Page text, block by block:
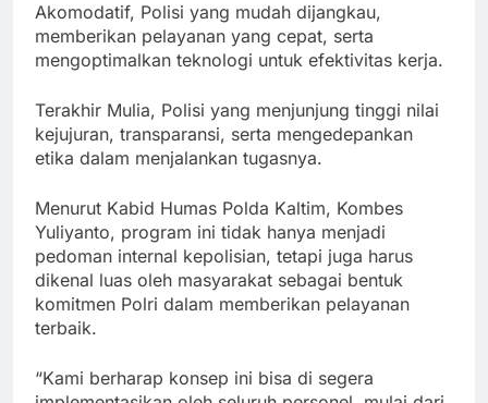
Akomodatif, Polisi yang mudah dijangkau,
memberikan pelayanan yang cepat, serta
mengoptimalkan teknologi untuk efektivitas kerja.
Terakhir Mulia, Polisi yang menjunjung tinggi nilai
kejujuran, transparansi, serta mengedepankan
etika dalam menjalankan tugasnya.
Menurut Kabid Humas Polda Kaltim, Kombes
Yuliyanto, program ini tidak hanya menjadi
pedoman internal kepolisian, tetapi juga harus
dikenal luas oleh masyarakat sebagai bentuk
komitmen Polri dalam memberikan pelayanan
terbaik.
“Kami berharap konsep ini bisa di segera